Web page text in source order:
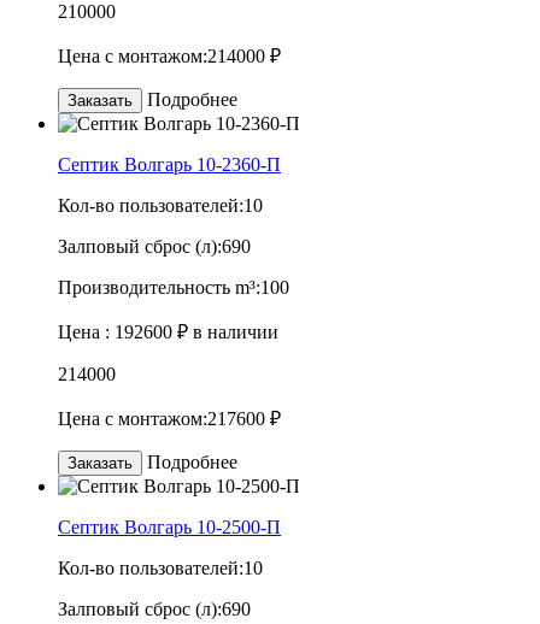
210000
Цена с монтажом:214000 ₽
Заказать Подробнее
Септик Волгарь 10-2360-П
Кол-во пользователей:10
Залповый сброс (л):690
Производительность m³:100
Цена : 192600 ₽ в наличии
214000
Цена с монтажом:217600 ₽
Заказать Подробнее
Септик Волгарь 10-2500-П
Кол-во пользователей:10
Залповый сброс (л):690